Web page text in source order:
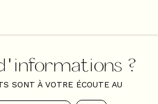
?
SONT À VOTRE ÉCOUTE AU